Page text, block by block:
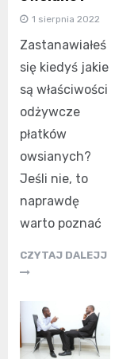
1 sierpnia 2022
Zastanawiałeś
się kiedyś jakie
są właściwości
odżywcze
płatków
owsianych?
Jeśli nie, to
naprawdę
warto poznać
CZYTAJ DALEJJ